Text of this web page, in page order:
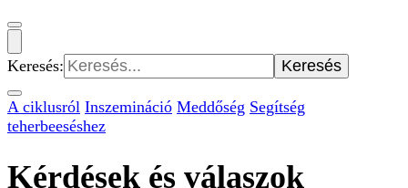
Keresés:
A ciklusról Inszemináció Meddőség Segítség
teherbeeséshez
Kérdések és válaszok